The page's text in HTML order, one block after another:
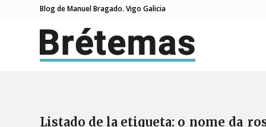
Blog de Manuel Bragado. Vigo Galicia
Listado de la etiqueta: